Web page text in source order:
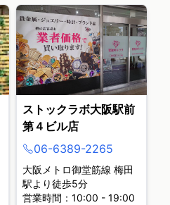
ストックラボ大阪駅前
第４ビル店
06-6389-2265
大阪メトロ御堂筋線 梅田
駅より徒歩5分
営業時間：10:00 - 19:00